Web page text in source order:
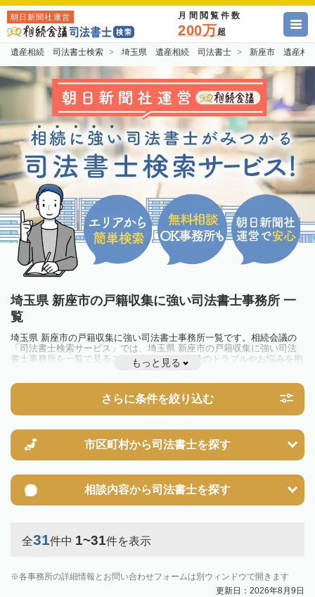
朝日新聞社運営 月間閲覧件数
200万超
遺産相続 司法書士検索 埼玉県 遺産相続 司法書士 新座市 遺産相
埼玉県 新座市の戸籍収集に強い司法書士事務所 一
覧
埼玉県 新座市の戸籍収集に強い司法書士事務所一覧です。相続会議の
「司法書士検索サービス」では、埼玉県 新座市の戸籍収集に強い司法
書士事務所を一覧で見ることが出来ます。相続のトラブルやお悩みを抱
えている方は一度近隣の司法書士に相談してみましょう。
もっと見る
さらに条件を絞り込む
市区町村から司法書士を探す
相談内容から司法書士を探す
全31件中 1~31件を表示
各事務所の詳細情報とお問い合わせフォームは別ウィンドウで開きます
更新日：2026年8月9日